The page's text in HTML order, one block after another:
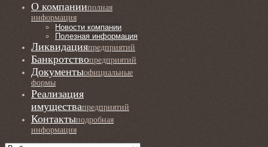
О компанииполная
информация
Новости компании
Полезная информация
Ликвидацияпредприятий
Банкротствопредприятий
Документыофициальные
формы
Реализация
имуществапредприятий
Контактыподробная
информация